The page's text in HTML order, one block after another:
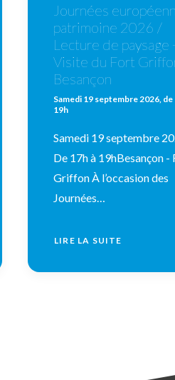
Journées
patrimoine 2026 /
Lecture de paysage
Visite du Fort
Besançon
Samedi 19 septembre 2026, de
19h
Samedi 19 septembre
De 17h à 19hBesançon -
Griffon À l’occasion des
Journées…
LIRE LA SUITE